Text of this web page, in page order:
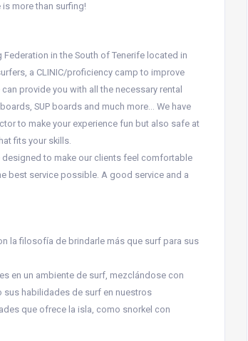
more than surfing!
in the South of Tenerife located in
a CLINIC/proficiency camp to improve
provide you with all the necessary rental
SUP boards and much more… We have
to make your experience fun but also safe at
fits your skills.
to make our clients feel comfortable
best service possible. A good service and a
la filosofía de brindarle más que surf para sus
en un ambiente de surf, mezclándose con
habilidades de surf en nuestros
que ofrece la isla, como snorkel con